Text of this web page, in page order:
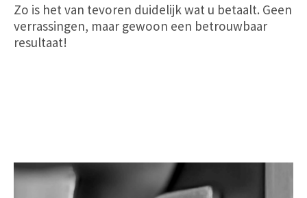
Zo is het van tevoren duidelijk wat u betaalt. Geen
verrassingen, maar gewoon een betrouwbaar
resultaat!